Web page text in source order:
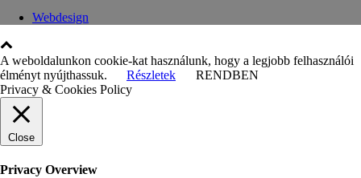
Webdesign
A weboldalunkon cookie-kat használunk, hogy a legjobb felhasználói
élményt nyújthassuk.
Részletek
RENDBEN
Privacy & Cookies Policy
Close
Privacy Overview